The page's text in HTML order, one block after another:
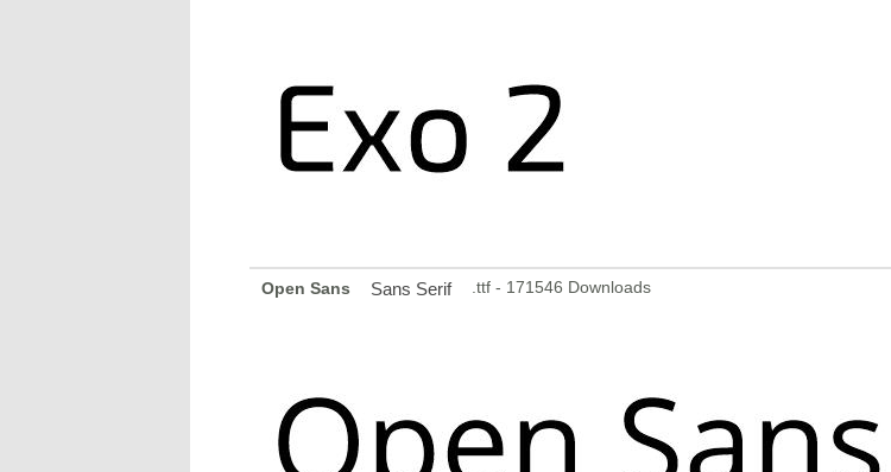
Open Sans Sans Serif .ttf - 171546 Downloads